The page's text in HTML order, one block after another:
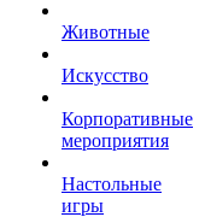
Животные
Искусство
Корпоративные
мероприятия
Настольные
игры